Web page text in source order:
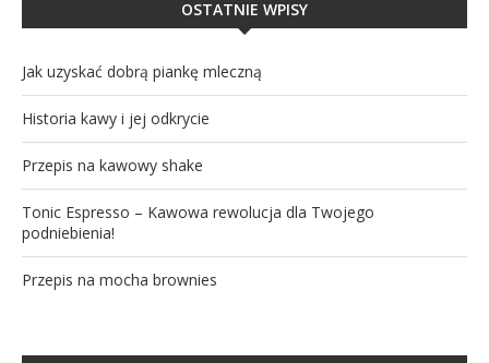
OSTATNIE WPISY
Jak uzyskać dobrą piankę mleczną
Historia kawy i jej odkrycie
Przepis na kawowy shake
Tonic Espresso – Kawowa rewolucja dla Twojego
podniebienia!
Przepis na mocha brownies